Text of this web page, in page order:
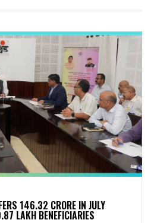
₹146.32 CRORE IN JULY
LAKH BENEFICIARIES